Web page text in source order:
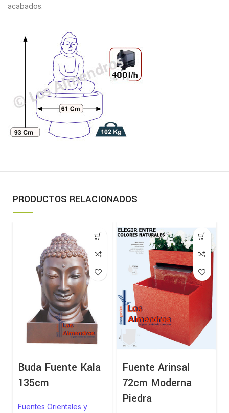
acabados.
PRODUCTOS RELACIONADOS
Buda Fuente Kala
135cm
Fuentes Orientales y
Fuente Arinsal
72cm Moderna
Piedra